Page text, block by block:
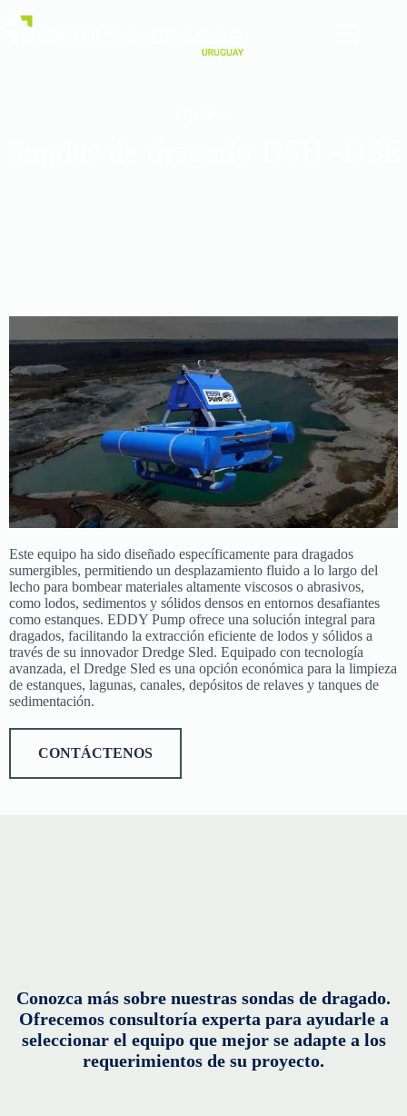
Este equipo ha sido diseñado específicamente para dragados
sumergibles, permitiendo un desplazamiento fluido a lo largo del
lecho para bombear materiales altamente viscosos o abrasivos,
como lodos, sedimentos y sólidos densos en entornos desafiantes
como estanques. EDDY Pump ofrece una solución integral para
dragados, facilitando la extracción eficiente de lodos y sólidos a
través de su innovador Dredge Sled. Equipado con tecnología
avanzada, el Dredge Sled es una opción económica para la limpieza
de estanques, lagunas, canales, depósitos de relaves y tanques de
sedimentación.
CONTÁCTENOS
Conozca más sobre nuestras sondas de dragado.
Ofrecemos consultoría experta para ayudarle a
seleccionar el equipo que mejor se adapte a los
requerimientos de su proyecto.